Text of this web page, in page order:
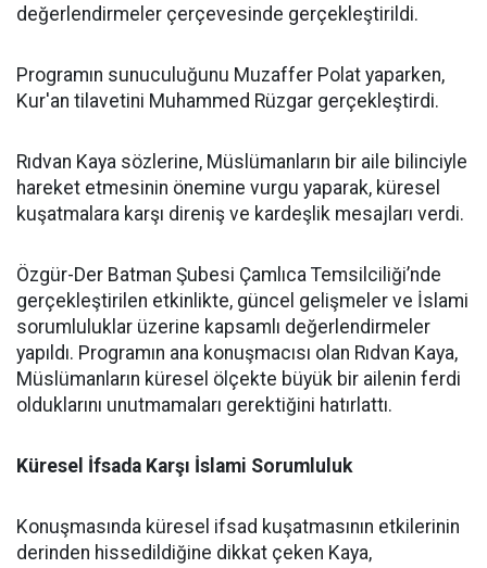
değerlendirmeler çerçevesinde gerçekleştirildi.
Programın sunuculuğunu Muzaffer Polat yaparken,
Kur'an tilavetini Muhammed Rüzgar gerçekleştirdi.
Rıdvan Kaya sözlerine, Müslümanların bir aile bilinciyle
hareket etmesinin önemine vurgu yaparak, küresel
kuşatmalara karşı direniş ve kardeşlik mesajları verdi.
Özgür-Der Batman Şubesi Çamlıca Temsilciliği’nde
gerçekleştirilen etkinlikte, güncel gelişmeler ve İslami
sorumluluklar üzerine kapsamlı değerlendirmeler
yapıldı. Programın ana konuşmacısı olan Rıdvan Kaya,
Müslümanların küresel ölçekte büyük bir ailenin ferdi
olduklarını unutmamaları gerektiğini hatırlattı.
Küresel İfsada Karşı İslami Sorumluluk
Konuşmasında küresel ifsad kuşatmasının etkilerinin
derinden hissedildiğine dikkat çeken Kaya,